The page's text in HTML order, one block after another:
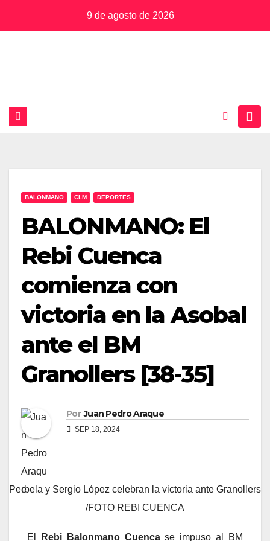
9 de agosto de 2026
BALONMANO CLM DEPORTES
BALONMANO: El
Rebi Cuenca
comienza con
victoria en la Asobal
ante el BM
Granollers [38-35]
Por Juan Pedro Araque
SEP 18, 2024
Perbela y Sergio López celebran la victoria ante Granollers
/FOTO REBI CUENCA
El Rebi Balonmano Cuencase impuso al BM